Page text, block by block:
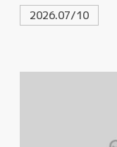
2026.07/10